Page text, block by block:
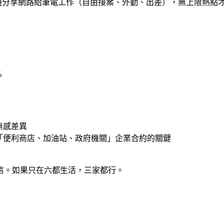
網路給筆電工作（自由接案、外勤、出差），無上限熱點
感差異
利商店、加油站、政府機關」企業合約的關鍵
如果只在六都生活，三家都行。